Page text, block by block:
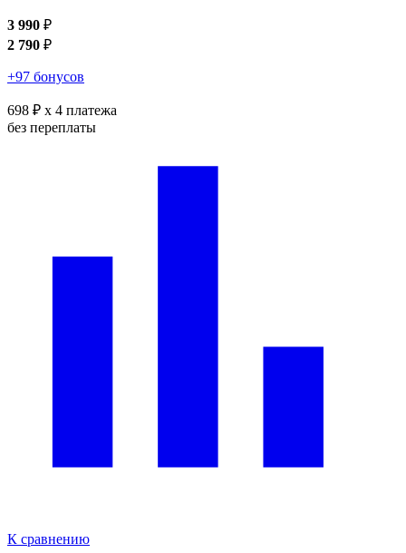
3 990 ₽
2 790 ₽
+97 бонусов
698 ₽ x 4 платежа
без переплаты
К сравнению